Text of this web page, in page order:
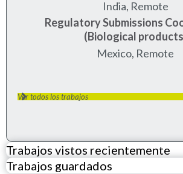
India, Remote
Regulatory Submissions
(Biological
Mexico, Remote
Ver todos los trabajos
Trabajos vistos recientemente
Trabajos guardados